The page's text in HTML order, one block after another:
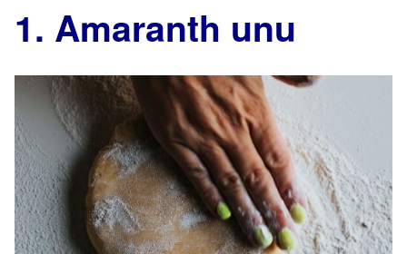
1. Amaranth unu